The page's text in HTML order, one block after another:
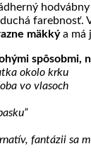
farebnosť.
mäkkýa má
spôsobmi,
okolo krku
vo vlasoch
fantázii sa